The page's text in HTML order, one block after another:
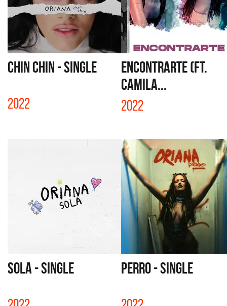
CHIN CHIN - SINGLE
2022
ENCONTRARTE (FT.
CAMILA...
2022
SOLA - SINGLE PERRO - SINGLE